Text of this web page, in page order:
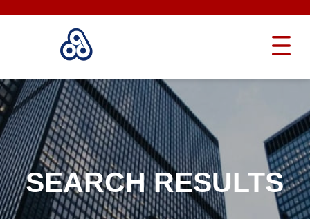
SEARCH RESULTS